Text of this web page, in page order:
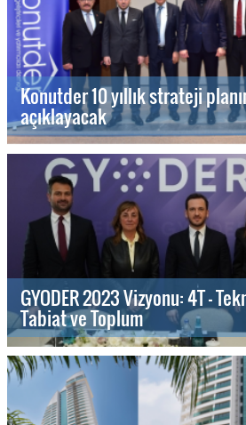
Konutder 10 yıllık strateji
açıklayacak
GYODER 2023 Vizyonu: 4T -
Tabiat ve Toplum